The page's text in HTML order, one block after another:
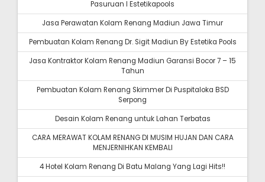
Pasuruan I Estetikapools
Jasa Perawatan Kolam Renang Madiun Jawa Timur
Pembuatan Kolam Renang Dr. Sigit Madiun By Estetika Pools
Jasa Kontraktor Kolam Renang Madiun Garansi Bocor 7 – 15
Tahun
Pembuatan Kolam Renang Skimmer Di Puspitaloka BSD
Serpong
Desain Kolam Renang untuk Lahan Terbatas
CARA MERAWAT KOLAM RENANG DI MUSIM HUJAN DAN CARA
MENJERNIHKAN KEMBALI
4 Hotel Kolam Renang Di Batu Malang Yang Lagi Hits!!